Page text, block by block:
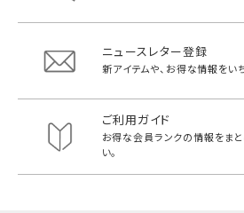
ニュースレター登録
新アイテムや、お得な情報をい
ご利用ガイド
お得な会員ランクの情報をまと
い。